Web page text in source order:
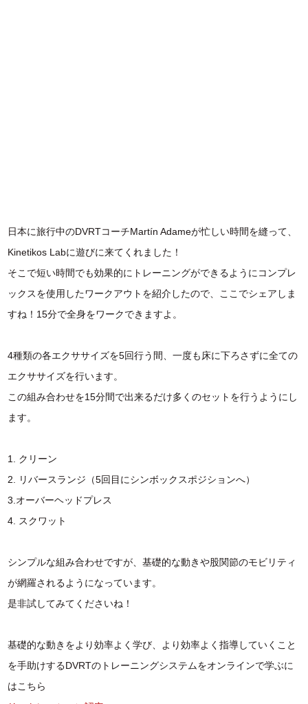
日本に旅行中のDVRTコーチMartín Adameが忙しい時間を縫って、
Kinetikos Labに遊びに来てくれました！
そこで短い時間でも効果的にトレーニングができるようにコンプレ
ックスを使用したワークアウトを紹介したので、ここでシェアしま
すね！15分で全身をワークできますよ。
4種類の各エクササイズを5回行う間、一度も床に下ろさずに全ての
エクササイズを行います。
この組み合わせを15分間で出来るだけ多くのセットを行うようにし
ます。
1. クリーン
2. リバースランジ（5回目にシンボックスポジションへ）
3.オーバーヘッドプレス
4. スクワット
シンプルな組み合わせですが、基礎的な動きや股関節のモビリティ
が網羅されるようになっています。
是非試してみてくださいね！
基礎的な動きをより効率よく学び、より効率よく指導していくこと
を手助けするDVRTのトレーニングシステムをオンラインで学ぶに
はこちら